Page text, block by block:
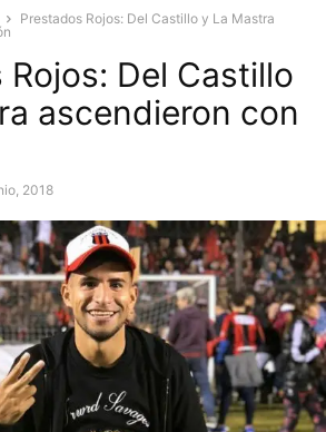
Prestados Rojos: Del Castillo y La Mastra
Rojos: Del Castillo
ascendieron con
2018